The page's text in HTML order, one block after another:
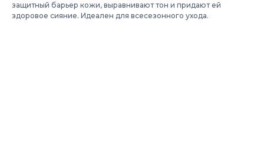
защитный барьер кожи, выравнивают тон и придают ей
здоровое сияние. Идеален для всесезонного ухода.